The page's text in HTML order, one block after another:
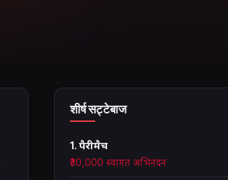
शीर्ष सट्टेबाज
1. पैरीमैच
₹30,000 स्वागत अभिनंदन